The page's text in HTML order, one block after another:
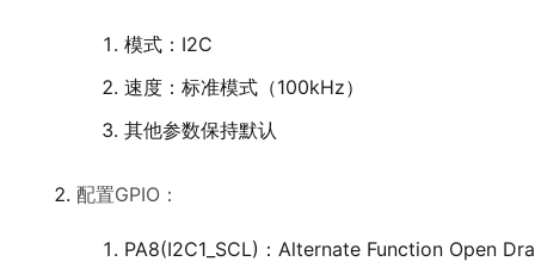
模式：I2C
速度：标准模式（100kHz）
其他参数保持默认
配置GPIO：
PA8(I2C1_SCL)：Alternate Function Open